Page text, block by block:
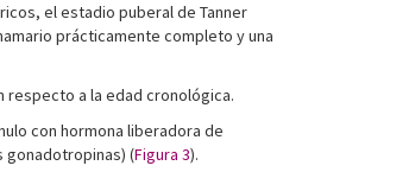
el estadio puberal de Tanner
prácticamente completo y una
respecto a la edad cronológica.
con hormona liberadora de
gonadotropinas) (Figura 3).